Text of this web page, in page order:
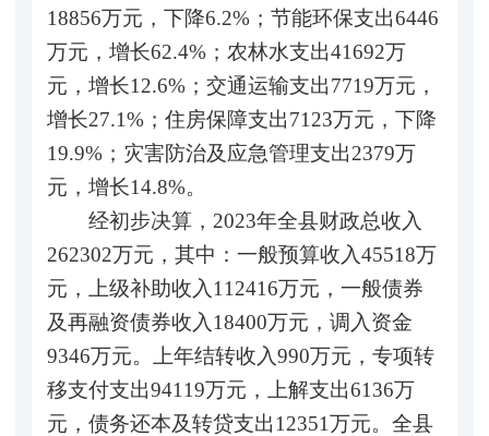
18856万元，下降6.2%；节能环保支出6446
万元，增长62.4%；农林水支出41692万
元，增长12.6%；交通运输支出7719万元，
增长27.1%；住房保障支出7123万元，下降
19.9%；灾害防治及应急管理支出2379万
元，增长14.8%。
经初步决算，2023年全县财政总收入
262302万元，其中：一般预算收入45518万
元，上级补助收入112416万元，一般债券
及再融资债券收入18400万元，调入资金
9346万元。上年结转收入990万元，专项转
移支付支出94119万元，上解支出6136万
元，债务还本及转贷支出12351万元。全县